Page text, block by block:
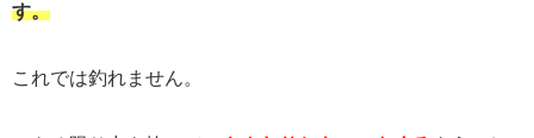
す。
これでは釣れません。